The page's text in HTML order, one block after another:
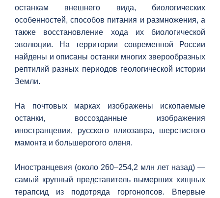
останкам внешнего вида, биологических
особенностей, способов питания и размножения, а
также восстановление хода их биологической
эволюции. На территории современной России
найдены и описаны останки многих зверообразных
рептилий разных периодов геологической истории
Земли.
На почтовых марках изображены ископаемые
останки, воссозданные изображения
иностранцевии, русского плиозавра, шерстистого
мамонта и большерогого оленя.
Иностранцевия (около 260–254,2 млн лет назад) —
самый крупный представитель вымерших хищных
терапсид из подотряда горгонопсов. Впервые